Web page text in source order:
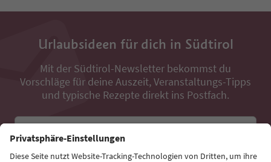
Urlaubsideen für dich in Südtirol
Mit der Südtirol-Newsletter bekommst du
Vorschläge für deine Auszeit, Veranstaltungs-Tipps
und typische Rezepte direkt ins Postfach.